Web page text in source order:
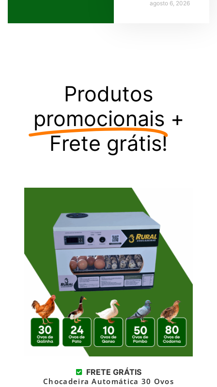
agosto 6, 2026
Produtos
promocionais +
Frete grátis!
FRETE GRÁTIS
Chocadeira Automática 30 Ovos